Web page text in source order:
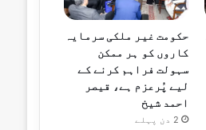
حکومت غیر ملکی سرمایہ
کاروں کو ہر ممکن
سہولت فراہم کرنے کے
لیے پُرعزم ہے، قیصر
احمد شیخ
2 دن پہلے